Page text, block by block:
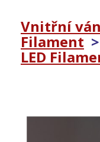
Vnitřní
Filament >
LED